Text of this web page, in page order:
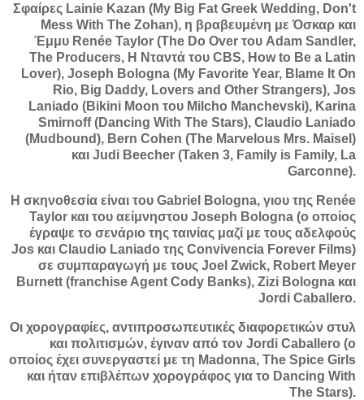
Σφαίρες Lainie Kazan (My Big Fat Greek Wedding, Don't
Mess With The Zohan), η βραβευμένη με Όσκαρ και
Έμμυ Renée Taylor (The Do Over του Adam Sandler,
The Producers, Η Νταντά του CBS, How to Be a Latin
Lover), Joseph Bologna (My Favorite Year, Blame It On
Rio, Big Daddy, Lovers and Other Strangers), Jos
Laniado (Bikini Moon του Milcho Manchevski), Karina
Smirnoff (Dancing With The Stars), Claudio Laniado
(Mudbound), Bern Cohen (The Marvelous Mrs. Maisel)
και Judi Beecher (Taken 3, Family is Family, La
Garconne).
Η σκηνοθεσία είναι του Gabriel Bologna, γιου της Renée
Taylor και του αείμνηστου Joseph Bologna (ο οποίος
έγραψε το σενάριο της ταινίας μαζί με τους αδελφούς
Jos και Claudio Laniado της Convivencia Forever Films)
σε συμπαραγωγή με τους Joel Zwick, Robert Meyer
Burnett (franchise Agent Cody Banks), Zizi Bologna και
Jordi Caballero.
Οι χορογραφίες, αντιπροσωπευτικές διαφορετικών στυλ
και πολιτισμών, έγιναν από τον Jordi Caballero (ο
οποίος έχει συνεργαστεί με τη Madonna, The Spice Girls
και ήταν επιβλέπων χορογράφος για το Dancing With
The Stars).